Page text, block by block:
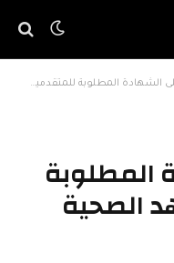
المطلوبة للمتقدمين بالمعاهد الصحية الشرطية
المطلوبة
الصحية